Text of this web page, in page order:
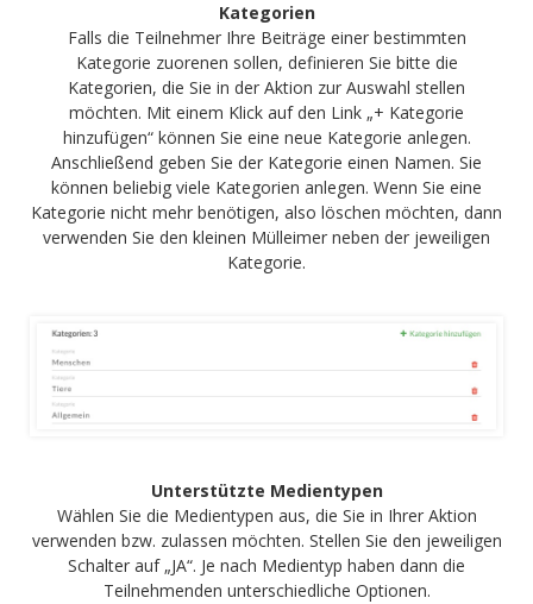
Kategorien
Falls die Teilnehmer Ihre Beiträge einer bestimmten
Kategorie zuorenen sollen, definieren Sie bitte die
Kategorien, die Sie in der Aktion zur Auswahl stellen
möchten. Mit einem Klick auf den Link „+ Kategorie
hinzufügen“ können Sie eine neue Kategorie anlegen.
Anschließend geben Sie der Kategorie einen Namen. Sie
können beliebig viele Kategorien anlegen. Wenn Sie eine
Kategorie nicht mehr benötigen, also löschen möchten, dann
verwenden Sie den kleinen Mülleimer neben der jeweiligen
Kategorie.
Unterstützte Medientypen
Wählen Sie die Medientypen aus, die Sie in Ihrer Aktion
verwenden bzw. zulassen möchten. Stellen Sie den jeweiligen
Schalter auf „JA“. Je nach Medientyp haben dann die
Teilnehmenden unterschiedliche Optionen.